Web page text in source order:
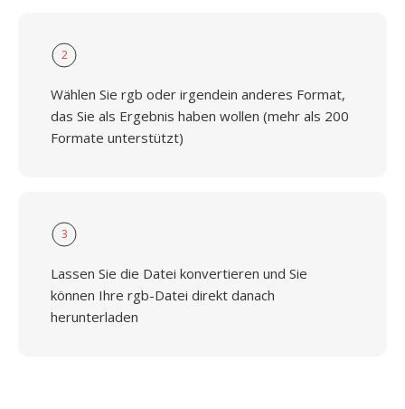
2
Wählen Sie rgb oder irgendein anderes Format,
das Sie als Ergebnis haben wollen (mehr als 200
Formate unterstützt)
3
Lassen Sie die Datei konvertieren und Sie
können Ihre rgb-Datei direkt danach
herunterladen